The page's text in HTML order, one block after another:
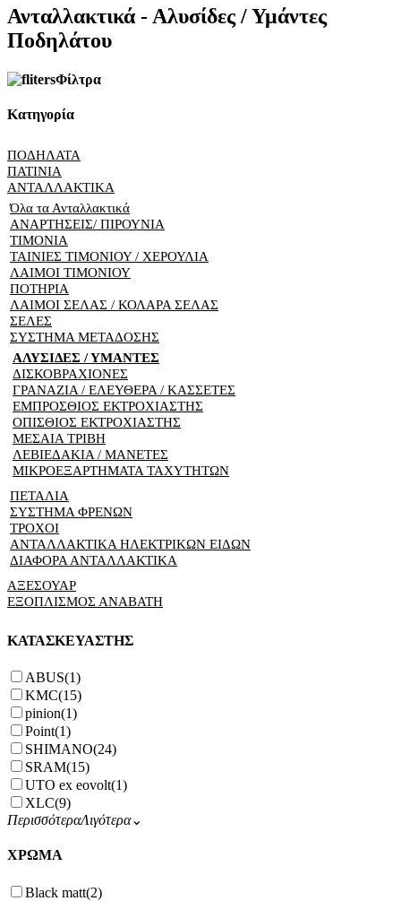
Ανταλλακτικά - Αλυσίδες / Υμάντες
Ποδηλάτου
Φίλτρα
Κατηγορία
ΠΟΔΗΛΑΤΑ
ΠΑΤΙΝΙΑ
ΑΝΤΑΛΛΑΚΤΙΚΑ
Όλα τα Ανταλλακτικά
ΑΝΑΡΤΗΣΕΙΣ/ ΠΙΡΟΥΝΙΑ
ΤΙΜΟΝΙΑ
ΤΑΙΝΙΕΣ ΤΙΜΟΝΙΟΥ / ΧΕΡΟΥΛΙΑ
ΛΑΙΜΟΙ ΤΙΜΟΝΙΟΥ
ΠΟΤΗΡΙΑ
ΛΑΙΜΟΙ ΣΕΛΑΣ / ΚΟΛΑΡΑ ΣΕΛΑΣ
ΣΕΛΕΣ
ΣΥΣΤΗΜΑ ΜΕΤΑΔΟΣΗΣ
ΑΛΥΣΙΔΕΣ / ΥΜΑΝΤΕΣ
ΔΙΣΚΟΒΡΑΧΙΟΝΕΣ
ΓΡΑΝΑΖΙΑ / ΕΛΕΥΘΕΡΑ / ΚΑΣΣΕΤΕΣ
ΕΜΠΡΟΣΘΙΟΣ ΕΚΤΡΟΧΙΑΣΤΗΣ
ΟΠΙΣΘΙΟΣ ΕΚΤΡΟΧΙΑΣΤΗΣ
ΜΕΣΑΙΑ ΤΡΙΒΗ
ΛΕΒΙΕΔΑΚΙΑ / ΜΑΝΕΤΕΣ
ΜΙΚΡΟΕΞΑΡΤΗΜΑΤΑ ΤΑΧΥΤΗΤΩΝ
ΠΕΤΑΛΙΑ
ΣΥΣΤΗΜΑ ΦΡΕΝΩΝ
ΤΡΟΧΟΙ
ΑΝΤΑΛΛΑΚΤΙΚΑ ΗΛΕΚΤΡΙΚΩΝ ΕΙΔΩΝ
ΔΙΑΦΟΡΑ ΑΝΤΑΛΛΑΚΤΙΚΑ
ΑΞΕΣΟΥΑΡ
ΕΞΟΠΛΙΣΜΟΣ ΑΝΑΒΑΤΗ
ΚΑΤΑΣΚΕΥΑΣΤΗΣ
ABUS(1)
KMC(15)
pinion(1)
Point(1)
SHIMANO(24)
SRAM(15)
UTO ex eovolt(1)
XLC(9)
ΠερισσότεραΛιγότερα⌄
ΧΡΩΜΑ
Black matt(2)